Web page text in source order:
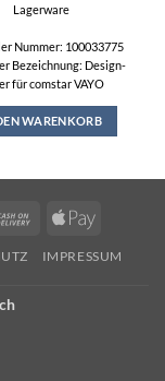
Lagerware
Nummer: 100033775
Bezeichnung: Design-
für comstar VAYO
WARENKORB
Cash
Delivery
Apple
IMPRESSUM